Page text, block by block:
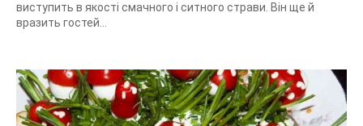
виступить в якості смачного і ситного страви. Він ще й
вразить гостей...